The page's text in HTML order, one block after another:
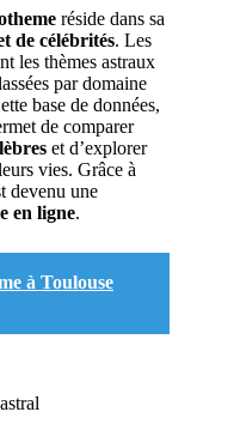
réside dans sa
de célébrités. Les
les thèmes astraux
par domaine
base de données,
de comparer
et d’explorer
vies. Grâce à
devenu une
en ligne.
à Toulouse